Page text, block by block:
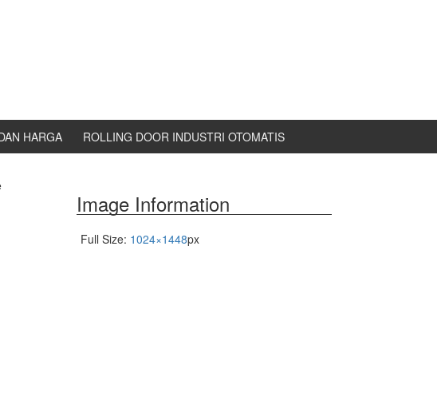
HARGA ROLLING DOOR INDUSTRI OTOMATIS
Image Information
Full Size: 1024×1448px